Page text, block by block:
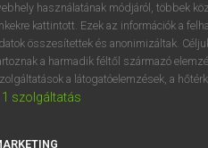
VAN ELŐFIZETÉSED?
megtekintéséhez.
használatának módjáról, többek
kattintott. Ezek az információk a
összesítettek és anonimizáltak.
a harmadik féltől származó
a látogatóelemzések, a
1 szolgáltatás
a s d f g
í y x c v